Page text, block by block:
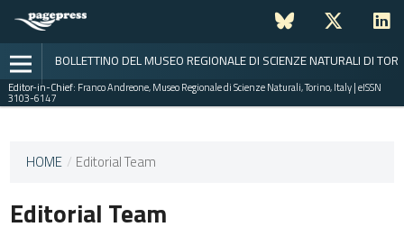
BOLLETTINO DEL MUSEO REGIONALE DI SCIENZE NATURALI DI
Editor-in-Chief: Franco Andreone, Museo Regionale di Scienze Naturali, Torino, Italy | eISSN
3103-6147
This
journal
published
HOME / Editorial Team
Editorial Team